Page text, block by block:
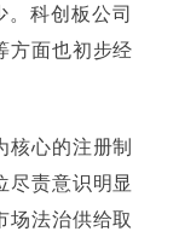
。科创板公司
方面也初步经
核心的注册制
尽责意识明显
场法治供给取